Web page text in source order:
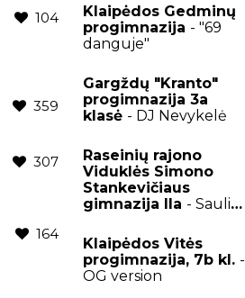
Klaipėdos Gedminų
progimnazija - "69
danguje"
104
Gargždų "Kranto"
progimnazija 3a
klasė - DJ Nevykelė
359
Raseinių rajono
Viduklės Simono
Stankevičiaus
gimnazija IIa - Saulius
307
164
Klaipėdos Vitės
progimnazija, 7b kl. -
OG version